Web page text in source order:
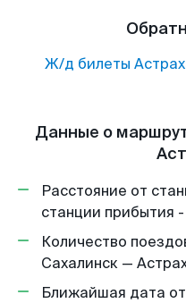
Ж/д билеты
Данные о
Расстояние от
станции прибытия
Количество
Сахалинск —
Ближайшая дата